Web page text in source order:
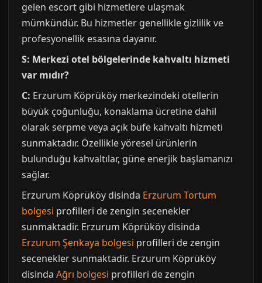
gelen escort gibi hizmetlere ulaşmak
mümkündür. Bu hizmetler genellikle gizlilik ve
profesyonellik esasına dayanır.
S: Merkezi otel bölgelerinde kahvaltı hizmeti
var mıdır?
C: Erzurum Köprüköy merkezindeki otellerin
büyük çoğunluğu, konaklama ücretine dahil
olarak serpme veya açık büfe kahvaltı hizmeti
sunmaktadır. Özellikle yöresel ürünlerin
bulunduğu kahvaltılar, güne enerjik başlamanızı
sağlar.
Erzurum Köprüköy disinda Erzurum Tortum
bolgesi profilleri de zengin secenekler
sunmaktadir. Erzurum Köprüköy disinda
Erzurum Şenkaya bolgesi profilleri de zengin
secenekler sunmaktadir. Erzurum Köprüköy
disinda Ağrı bolgesi profilleri de zengin